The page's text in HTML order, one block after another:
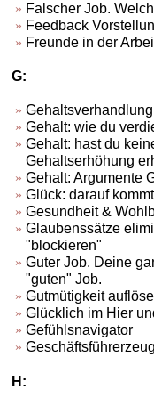
Falscher Job.
Feedback
Freunde in der
G:
Gehaltsverhandlung
Gehalt: wie du
Gehalt: hast du
Gehaltserhöhung
Gehalt: Argumente
Glück: darauf
Gesundheit &
Glaubenssätze
"blockieren"
Guter Job. Deine
"guten" Job.
Gutmütigkeit
Glücklich im Hier
Gefühlsnavigator
H: